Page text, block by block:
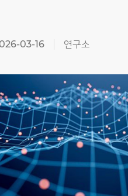
03-16 연구소